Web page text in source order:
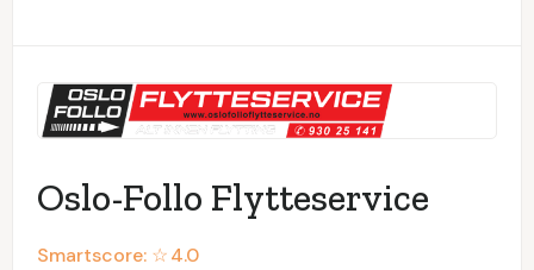
Oslo-Follo Flytteservice
Smartscore: ☆4.0